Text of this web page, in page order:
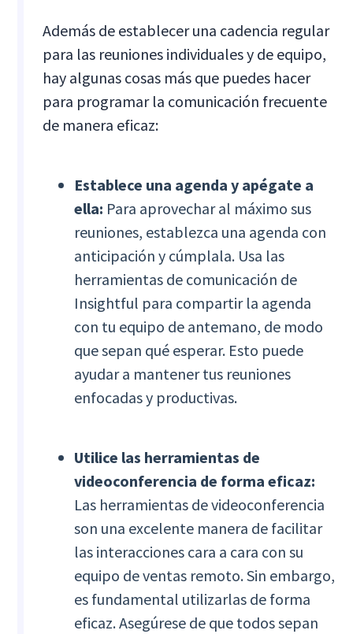
Además de establecer una cadencia regular
para las reuniones individuales y de equipo,
hay algunas cosas más que puedes hacer
para programar la comunicación frecuente
de manera eficaz:
Establece una agenda y apégate a
ella: Para aprovechar al máximo sus
reuniones, establezca una agenda con
anticipación y cúmplala. Usa las
herramientas de comunicación de
Insightful para compartir la agenda
con tu equipo de antemano, de modo
que sepan qué esperar. Esto puede
ayudar a mantener tus reuniones
enfocadas y productivas.
Utilice las herramientas de
videoconferencia de forma eficaz:
Las herramientas de videoconferencia
son una excelente manera de facilitar
las interacciones cara a cara con su
equipo de ventas remoto. Sin embargo,
es fundamental utilizarlas de forma
eficaz. Asegúrese de que todos sepan